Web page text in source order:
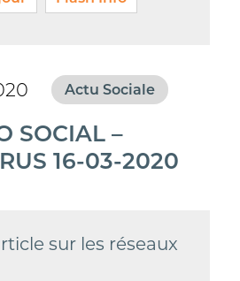
Actu Sociale
SOCIAL –
16-03-2020
sur les réseaux